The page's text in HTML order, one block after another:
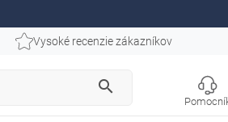
Vysoké recenzie zákazníkov
search